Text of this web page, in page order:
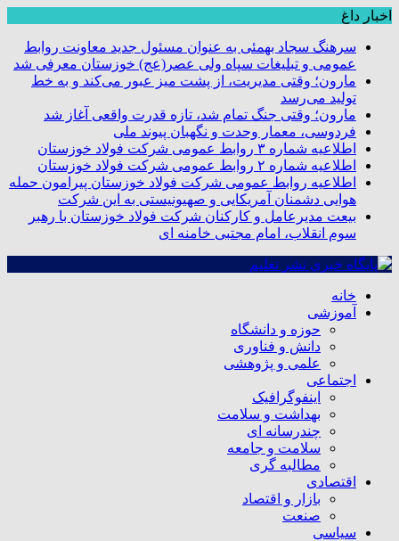
اخبار داغ
سرهنگ سجاد بهمئی به عنوان مسئول جدید معاونت روابط
عمومی و تبلیغات سپاه ولی عصر(عج) خوزستان معرفی شد
مارون؛ وقتی مدیریت، از پشت میز عبور می‌کند و به خط
تولید می‌رسد
مارون؛ وقتی جنگ تمام شد، تازه قدرت واقعی آغاز شد
فردوسی، معمار وحدت و نگهبان پیوند ملی
اطلاعیه شماره ۳ روابط عمومی شرکت فولاد خوزستان
اطلاعیه شماره ۲ روابط عمومی شرکت فولاد خوزستان
اطلاعیه روابط عمومی شرکت فولاد خوزستان پیرامون حمله
هوایی دشمنان آمریکایی و صهیونیستی به این شرکت
بیعت مدیرعامل و کارکنان شرکت فولاد خوزستان با رهبر
سوم انقلاب، امام مجتبی خامنه ای
خانه
آموزشی
حوزه و دانشگاه
دانش و فناوری
علمی و پژوهشی
اجتماعی
اینفوگرافیک
بهداشت و سلامت
چندرسانه ای
سلامت و جامعه
مطالبه گری
اقتصادی
بازار و اقتصاد
صنعت
سیاسی